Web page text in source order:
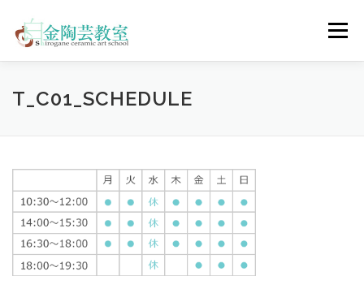
メニュー
陶芸体験コース ウェディングコース
ENGLISH
T_C01_SCHEDULE